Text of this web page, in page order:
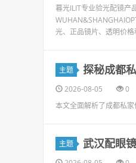
暮光ILIT专业验光配镜产
光、正品镜片、透明价
主题 探秘成都
2026-08-05 0
本文全面解析了成都私
主题 武汉配眼